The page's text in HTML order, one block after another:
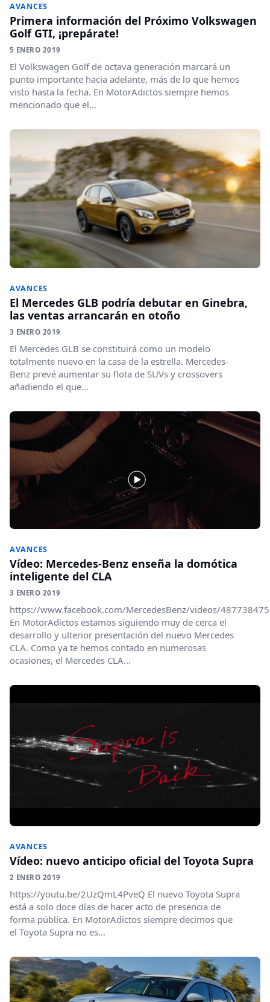
AVANCES
Primera información del Próximo Volkswagen
Golf GTI, ¡prepárate!
5 ENERO 2019
El Volkswagen Golf de octava generación marcará un
punto importante hacia adelante, más de lo que hemos
visto hasta la fecha. En MotorAdictos siempre hemos
mencionado que el...
AVANCES
El Mercedes GLB podría debutar en Ginebra,
las ventas arrancarán en otoño
3 ENERO 2019
El Mercedes GLB se constituirá como un modelo
totalmente nuevo en la casa de la estrella. Mercedes-
Benz prevé aumentar su flota de SUVs y crossovers
añadiendo el que...
AVANCES
Vídeo: Mercedes-Benz enseña la domótica
inteligente del CLA
3 ENERO 2019
https://www.facebook.com/MercedesBenz/videos/
En MotorAdictos estamos siguiendo muy de cerca el
desarrollo y ulterior presentación del nuevo Mercedes
CLA. Como ya te hemos contado en numerosas
ocasiones, el Mercedes CLA...
AVANCES
Vídeo: nuevo anticipo oficial del Toyota Supra
2 ENERO 2019
https://youtu.be/2UzQmL4PveQ El nuevo Toyota Supra
está a solo doce días de hacer acto de presencia de
forma pública. En MotorAdictos siempre decimos que
el Toyota Supra no es...